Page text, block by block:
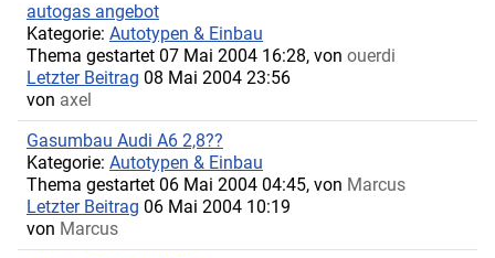
autogas angebot
Kategorie: Autotypen & Einbau
Thema gestartet 07 Mai 2004 16:28, von ouerdi
Letzter Beitrag 08 Mai 2004 23:56
von axel
Gasumbau Audi A6 2,8??
Kategorie: Autotypen & Einbau
Thema gestartet 06 Mai 2004 04:45, von Marcus
Letzter Beitrag 06 Mai 2004 10:19
von Marcus